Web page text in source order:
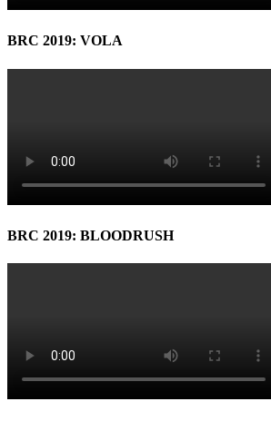
BRC 2019: VOLA
BRC 2019: BLOODRUSH